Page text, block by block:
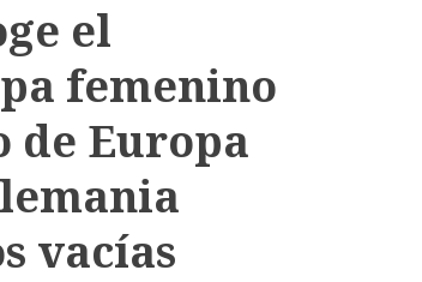
el
femenino
de Europa
vacías